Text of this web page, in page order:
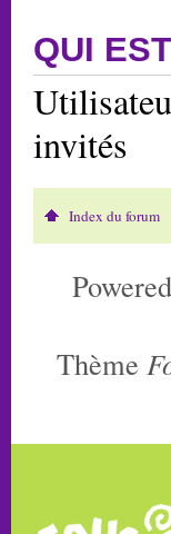
QUI
invités
Index du forum
Thème